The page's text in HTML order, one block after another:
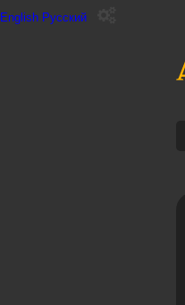
English Русский